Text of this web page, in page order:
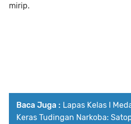
mirip.
Baca Juga : Lapas Kelas I
Keras Tudingan Narkoba: